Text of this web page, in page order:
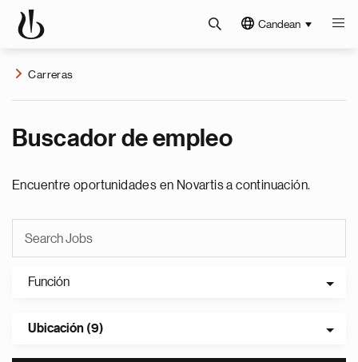
Candean
Carreras
Buscador de empleo
Encuentre oportunidades en Novartis a continuación.
Función
Ubicación (9)